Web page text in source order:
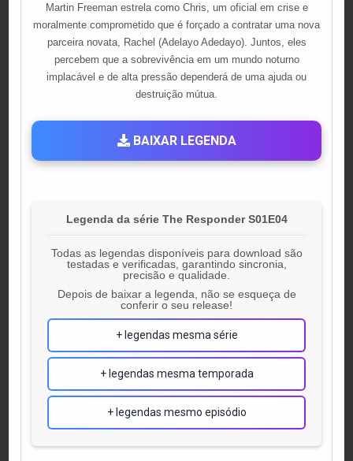
Martin Freeman estrela como Chris, um oficial em crise e
moralmente comprometido que é forçado a contratar uma nova
parceira novata, Rachel (Adelayo Adedayo). Juntos, eles
percebem que a sobrevivência em um mundo noturno
implacável e de alta pressão dependerá de uma ajuda ou
destruição mútua.
BAIXAR LEGENDA
Legenda da série The Responder S01E04
Todas as legendas disponíveis para download são
testadas e verificadas, garantindo sincronia,
precisão e qualidade.
Depois de baixar a legenda, não se esqueça de
conferir o seu release!
+ legendas mesma série
+ legendas mesma temporada
+ legendas mesmo episódio